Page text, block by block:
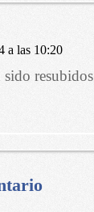
a las 10:20
resubidos